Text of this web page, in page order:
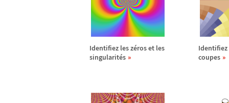
Identifiez les zéros et les
singularités
Identifiez
coupes